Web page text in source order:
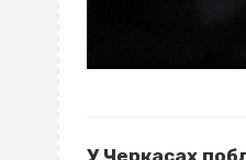
У Черкасах